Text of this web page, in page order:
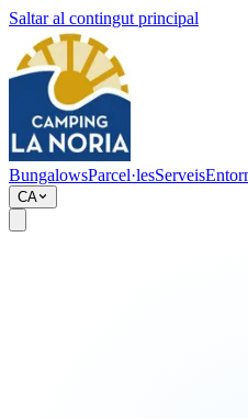
Saltar al contingut principal
BungalowsParcel·lesServeis
CA